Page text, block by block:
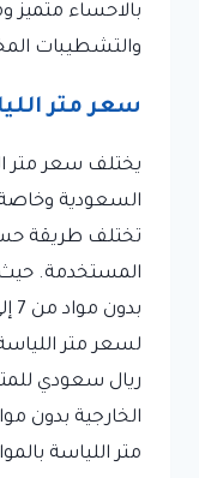
بالاحساء
والتشطيبات
سعر متر
يختلف سعر متر
السعودية وخاصة
تختلف طريقة
المستخدمة. حيث
ريال سعودي